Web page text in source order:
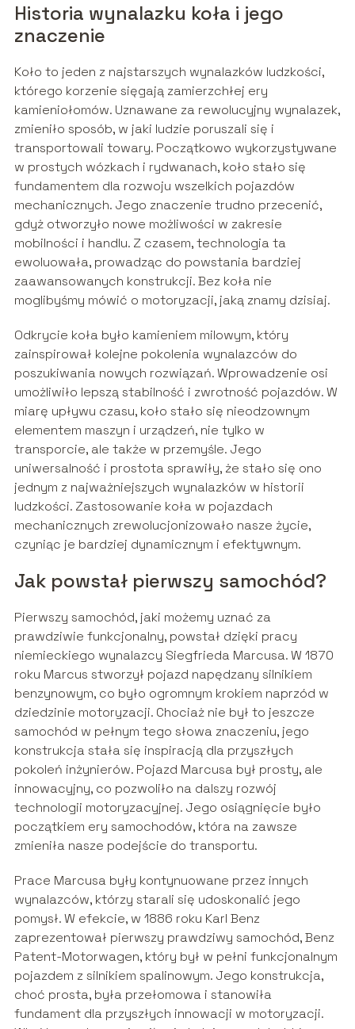
Historia wynalazku koła i jego
znaczenie
Koło to jeden z najstarszych wynalazków ludzkości,
którego korzenie sięgają zamierzchłej ery
kamieniołomów. Uznawane za rewolucyjny wynalazek,
zmieniło sposób, w jaki ludzie poruszali się i
transportowali towary. Początkowo wykorzystywane
w prostych wózkach i rydwanach, koło stało się
fundamentem dla rozwoju wszelkich pojazdów
mechanicznych. Jego znaczenie trudno przecenić,
gdyż otworzyło nowe możliwości w zakresie
mobilności i handlu. Z czasem, technologia ta
ewoluowała, prowadząc do powstania bardziej
zaawansowanych konstrukcji. Bez koła nie
moglibyśmy mówić o motoryzacji, jaką znamy dzisiaj.
Odkrycie koła było kamieniem milowym, który
zainspirował kolejne pokolenia wynalazców do
poszukiwania nowych rozwiązań. Wprowadzenie osi
umożliwiło lepszą stabilność i zwrotność pojazdów. W
miarę upływu czasu, koło stało się nieodzownym
elementem maszyn i urządzeń, nie tylko w
transporcie, ale także w przemyśle. Jego
uniwersalność i prostota sprawiły, że stało się ono
jednym z najważniejszych wynalazków w historii
ludzkości. Zastosowanie koła w pojazdach
mechanicznych zrewolucjonizowało nasze życie,
czyniąc je bardziej dynamicznym i efektywnym.
Jak powstał pierwszy samochód?
Pierwszy samochód, jaki możemy uznać za
prawdziwie funkcjonalny, powstał dzięki pracy
niemieckiego wynalazcy Siegfrieda Marcusa. W 1870
roku Marcus stworzył pojazd napędzany silnikiem
benzynowym, co było ogromnym krokiem naprzód w
dziedzinie motoryzacji. Chociaż nie był to jeszcze
samochód w pełnym tego słowa znaczeniu, jego
konstrukcja stała się inspiracją dla przyszłych
pokoleń inżynierów. Pojazd Marcusa był prosty, ale
innowacyjny, co pozwoliło na dalszy rozwój
technologii motoryzacyjnej. Jego osiągnięcie było
początkiem ery samochodów, która na zawsze
zmieniła nasze podejście do transportu.
Prace Marcusa były kontynuowane przez innych
wynalazców, którzy starali się udoskonalić jego
pomysł. W efekcie, w 1886 roku Karl Benz
zaprezentował pierwszy prawdziwy samochód, Benz
Patent-Motorwagen, który był w pełni funkcjonalnym
pojazdem z silnikiem spalinowym. Jego konstrukcja,
choć prosta, była przełomowa i stanowiła
fundament dla przyszłych innowacji w motoryzacji.